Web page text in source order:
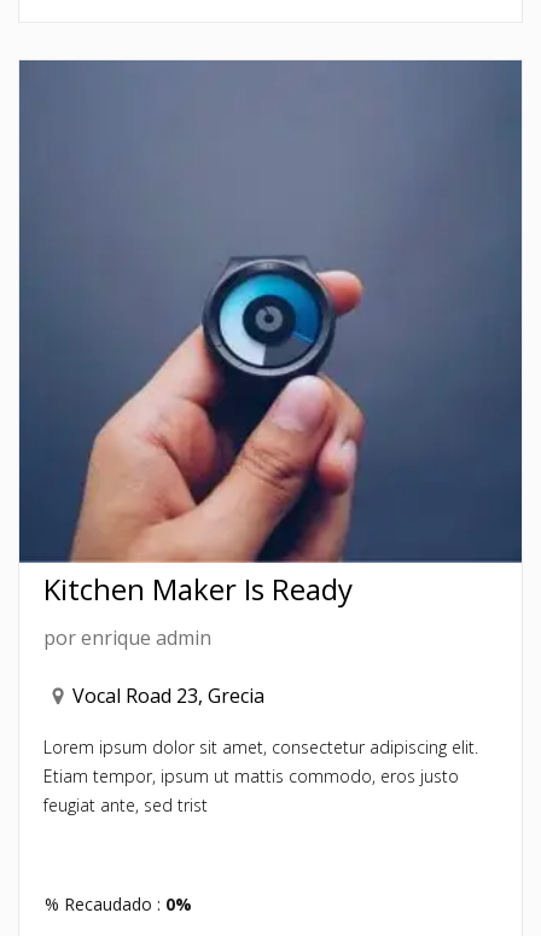
Kitchen Maker Is Ready
porenrique admin
Vocal Road 23, Grecia
Lorem ipsum dolor sit amet, consectetur adipiscing elit.
Etiam tempor, ipsum ut mattis commodo, eros justo
feugiat ante, sed trist
% Recaudado : 0%